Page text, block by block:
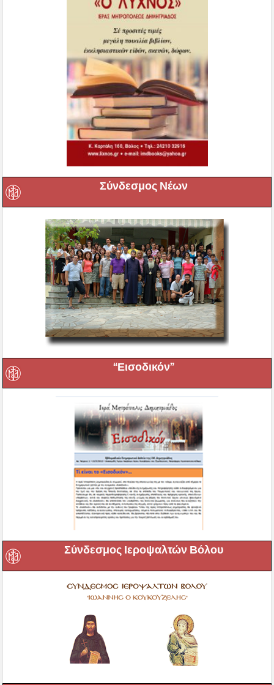
Σύνδεσμος Νέων
“Εισοδικόν”
Σύνδεσμος Ιεροψαλτών Βόλου